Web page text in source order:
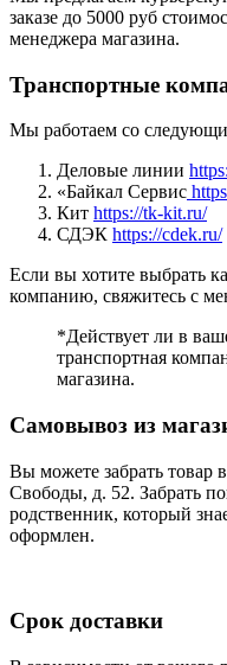
заказе до 5000 руб
менеджера магазина.
Транспортные
Мы работаем со
Деловые линии
«Байкал Сервис
Кит https://tk-kit.ru/
СДЭК https://cdek.ru/
Если вы хотите выбрать
компанию, свяжитесь с
*Действует ли в
транспортная
магазина.
Самовывоз из
Вы можете забрать товар
Свободы, д. 52. Забрать
родственник, который
оформлен.
Срок доставки